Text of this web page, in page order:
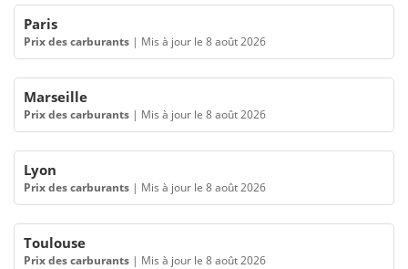
Paris
Prix des carburants | Mis à jour le 8 août 2026
Marseille
Prix des carburants | Mis à jour le 8 août 2026
Lyon
Prix des carburants | Mis à jour le 8 août 2026
Toulouse
Prix des carburants | Mis à jour le 8 août 2026